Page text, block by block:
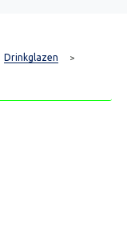
Drinkglazen >